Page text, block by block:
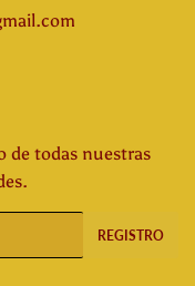
de todas nuestras
REGISTRO